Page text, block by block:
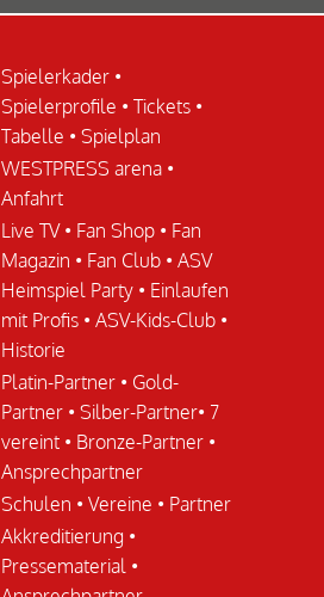
Spielerkader •
Spielerprofile • Tickets •
Tabelle • Spielplan
WESTPRESS arena •
Anfahrt
Live TV• Fan Shop • Fan
Magazin • Fan Club • ASV
Heimspiel Party • Einlaufen
mit Profis • ASV-Kids-Club •
Historie
Platin-Partner • Gold-
Partner • Silber-Partner• 7
vereint • Bronze-Partner •
Ansprechpartner
Schulen • Vereine • Partner
Akkreditierung •
Pressematerial •